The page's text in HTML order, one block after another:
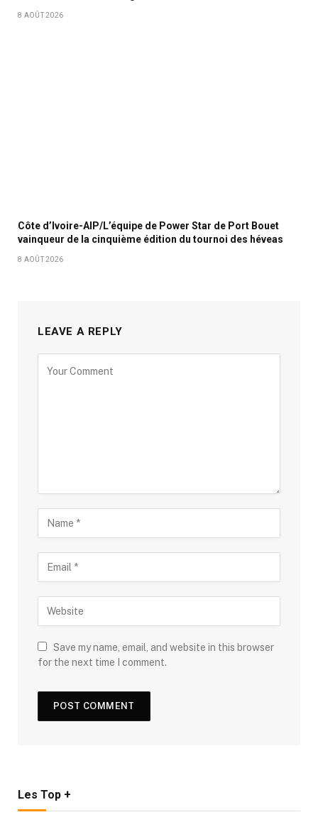
8 AOÛT 2026
Côte d’Ivoire-AIP/L’équipe de Power Star de Port Bouet
vainqueur de la cinquième édition du tournoi des héveas
8 AOÛT 2026
LEAVE A REPLY
Save my name, email, and website in this browser
for the next time I comment.
Les Top +